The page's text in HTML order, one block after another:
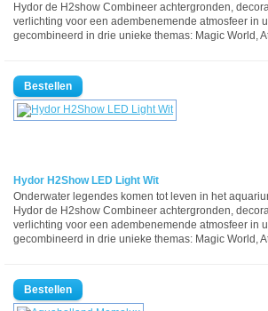
Hydor de H2show Combineer achtergronden,
verlichting voor een adembenemende atmosfeer in
gecombineerd in drie unieke themas: Magic World,
Hydor H2Show LED Light Wit
Onderwater legendes komen tot leven in het
Hydor de H2show Combineer achtergronden,
verlichting voor een adembenemende atmosfeer in
gecombineerd in drie unieke themas: Magic World,